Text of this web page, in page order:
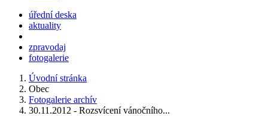
úřední deska
aktuality
zpravodaj
fotogalerie
Úvodní stránka
Obec
Fotogalerie archív
30.11.2012 - Rozsvícení vánočního...